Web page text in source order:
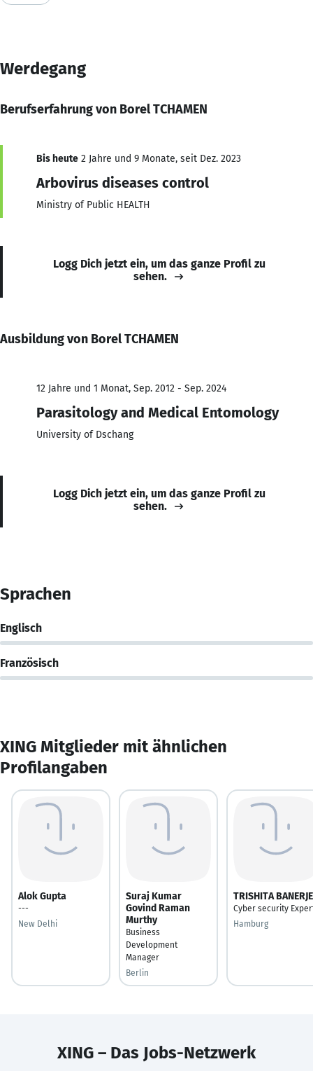
Werdegang
Berufserfahrung von Borel TCHAMEN
Bis heute 2 Jahre und 9 Monate, seit Dez. 2023
Arbovirus diseases control
Ministry of Public HEALTH
Logg Dich jetzt ein, um das ganze Profil zu
sehen.
Ausbildung von Borel TCHAMEN
12 Jahre und 1 Monat, Sep. 2012 - Sep. 2024
Parasitology and Medical Entomology
University of Dschang
Logg Dich jetzt ein, um das ganze Profil zu
sehen.
Sprachen
Englisch
Französisch
XING Mitglieder mit ähnlichen
Profilangaben
Alok Gupta
---
New Delhi
Suraj Kumar
Govind Raman
Murthy
Business
Development
Manager
Berlin
TRISHITA
Cyber security
Hamburg
XING – Das Jobs-Netzwerk